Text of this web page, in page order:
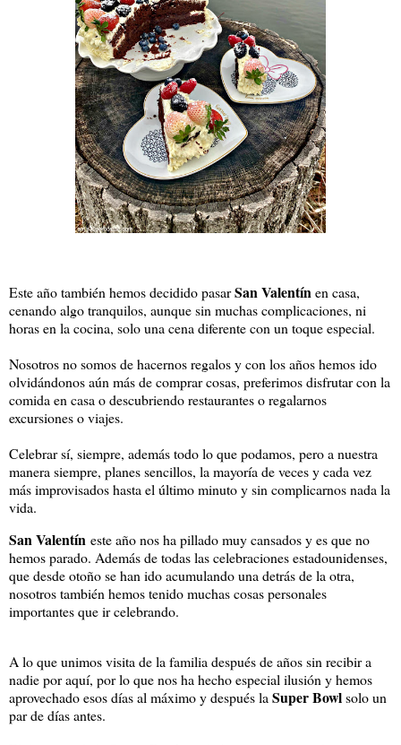
Este año también hemos decidido pasarSan Valentínen casa,
cenando algo tranquilos, aunque sin muchas complicaciones, ni
horas en la cocina, solo una cena diferente con un toque especial.
Nosotros no somos de hacernos regalos y con los años hemos ido
olvidándonos aún más de comprar cosas, preferimos disfrutar con la
comida en casa o descubriendo restaurantes o regalarnos
excursiones o viajes.
Celebrar sí, siempre, además todo lo que podamos, pero a nuestra
manera siempre, planes sencillos, la mayoría de veces y cada vez
más improvisados hasta el último minuto y sin complicarnos nada la
vida.
San Valentín este año nos ha pillado muy cansados y es que no
hemos parado. Además de todas las celebraciones estadounidenses,
que desde otoño se han ido acumulando una detrás de la otra,
nosotros también hemos tenido muchas cosas personales
importantes que ir celebrando.
A lo que unimos visita de la familia después de años sin recibir a
nadie por aquí, por lo que nos ha hecho especial ilusión y hemos
aprovechado esos días al máximo y después la Super Bowlsolo un
par de días antes.